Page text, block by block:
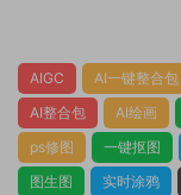
AIGC AI一键整合包
AI整合包
AI绘画
ps修图
一键抠图
图生图
实时涂鸦